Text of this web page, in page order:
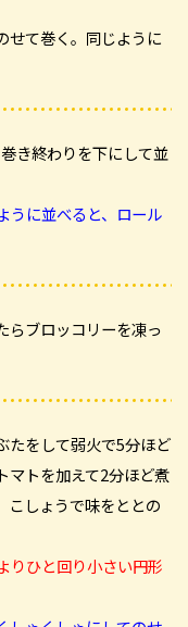
せて巻く。同じように
き終わりを下にして並
うに並べると、ロール
ブロッコリーを凍っ
たをして弱火で5分ほど
マトを加えて2分ほど煮
こしょうで味をととの
りひと回り小さい円形